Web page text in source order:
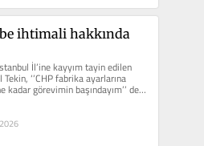
ihtimali hakkında
İl’ine kayyım tayin edilen
Tekin, ‘’CHP fabrika ayarlarına
kadar görevimin başındayım’’ dedi.